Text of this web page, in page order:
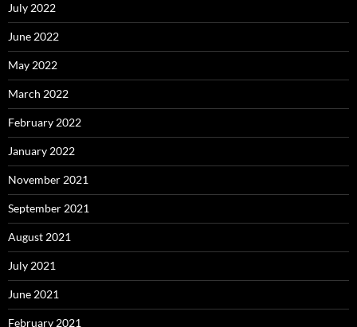
July 2022
June 2022
May 2022
March 2022
February 2022
January 2022
November 2021
September 2021
August 2021
July 2021
June 2021
February 2021